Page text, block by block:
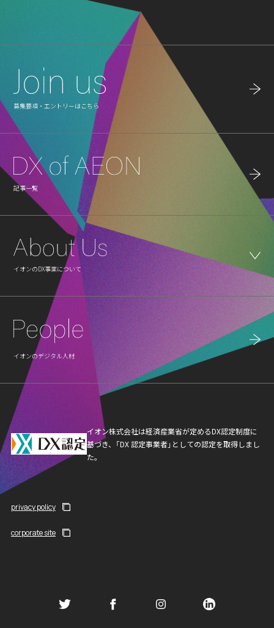
募集要項・エントリーはこちら
記事一覧
イオンのDX事業について
イオンのデジタル人材
イオン株式会社は経済産業省が定めるDX認定制度に
基づき、「DX 認定事業者」としての認定を取得しまし
た。
privacy policy
corporate site